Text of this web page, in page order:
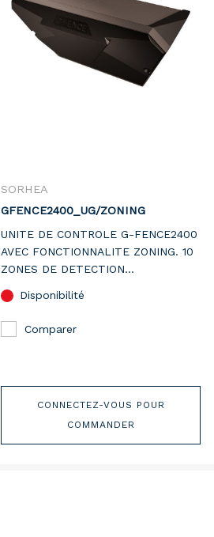
SORHEA
GFENCE2400_UG/ZONING
UNITE DE CONTROLE G-FENCE2400
AVEC FONCTIONNALITE ZONING. 10
ZONES DE DETECTION
Disponibilité
Comparer
CONNECTEZ-VOUS POUR
COMMANDER